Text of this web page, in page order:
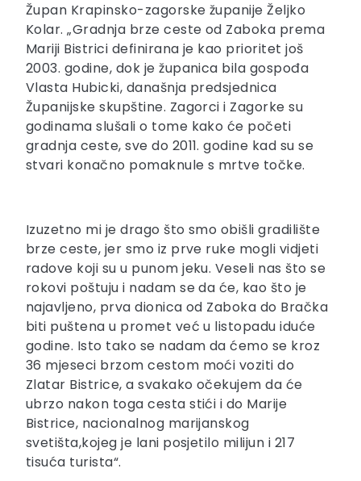
Župan Krapinsko-zagorske županije Željko
Kolar. „Gradnja brze ceste od Zaboka prema
Mariji Bistrici definirana je kao prioritet još
2003. godine, dok je županica bila gospođa
Vlasta Hubicki, današnja predsjednica
Županijske skupštine. Zagorci i Zagorke su
godinama slušali o tome kako će početi
gradnja ceste, sve do 2011. godine kad su se
stvari konačno pomaknule s mrtve točke.
Izuzetno mi je drago što smo obišli gradilište
brze ceste, jer smo iz prve ruke mogli vidjeti
radove koji su u punom jeku. Veseli nas što se
rokovi poštuju i nadam se da će, kao što je
najavljeno, prva dionica od Zaboka do Bračka
biti puštena u promet već u listopadu iduće
godine. Isto tako se nadam da ćemo se kroz
36 mjeseci brzom cestom moći voziti do
Zlatar Bistrice, a svakako očekujem da će
ubrzo nakon toga cesta stići i do Marije
Bistrice, nacionalnog marijanskog
svetišta,kojeg je lani posjetilo milijun i 217
tisuća turista“.